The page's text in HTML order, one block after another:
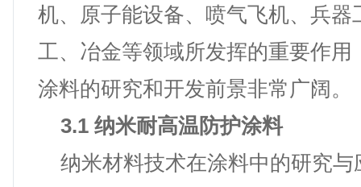
机、原子能设备、喷气飞机、兵器
工、冶金等领域所发挥的重要作用
涂料的研究和开发前景非常广阔。
3.1 纳米耐高温防护涂料
纳米材料技术在涂料中的研究与